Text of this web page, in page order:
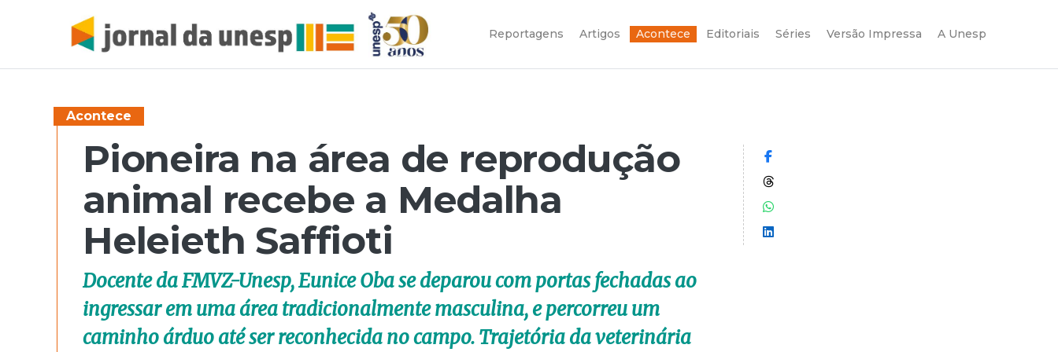
Reportagens Artigos Acontece Editoriais Séries Versão Impressa A Unesp
Acontece
Pioneira na área de reprodução
animal recebe a Medalha
Heleieth Saffioti
Docente da FMVZ-Unesp, Eunice Oba se deparou com portas fechadas ao
ingressar em uma área tradicionalmente masculina, e percorreu um
caminho árduo até ser reconhecida no campo. Trajetória da veterinária
Compartilhar no Facebook
Compartilhar no Threads
Compartilhar no WhatsApp
Compartilhar no LinkedIn